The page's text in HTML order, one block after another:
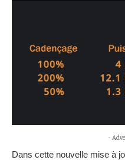
-
Dans cette nouvelle mise à